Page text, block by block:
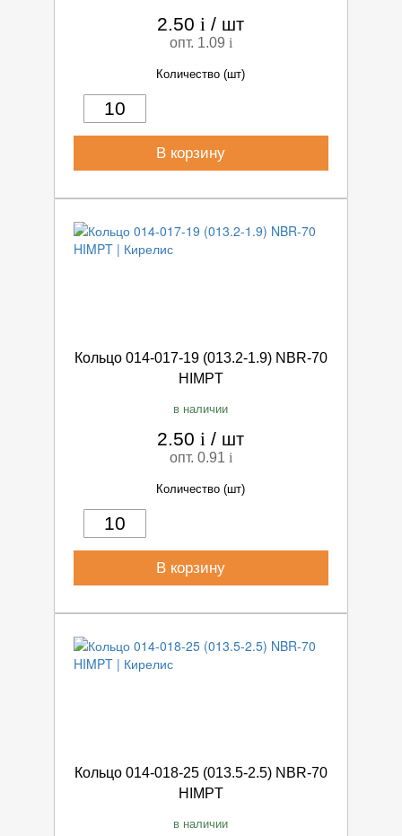
2.50i / шт
опт. 1.09 i
Количество (шт)
В корзину
Кольцо 014-017-19 (013.2-1.9) NBR-70
HIMPT
в наличии
2.50i / шт
опт. 0.91 i
Количество (шт)
В корзину
Кольцо 014-018-25 (013.5-2.5) NBR-70
HIMPT
в наличии